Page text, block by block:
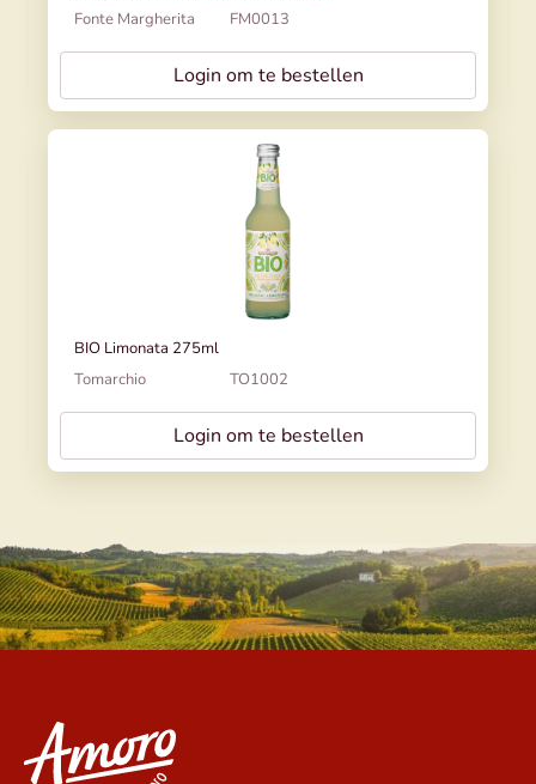
Fonte Margherita
FM0013
Login om te bestellen
BIO Limonata 275ml
Tomarchio
TO1002
Login om te bestellen